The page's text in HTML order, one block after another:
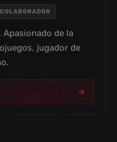
COLABORADOR
Apasionado de la
jugador de